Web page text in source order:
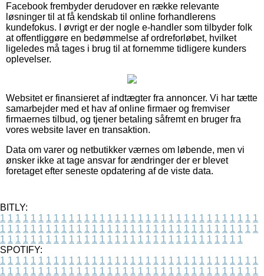
Facebook frembyder derudover en række relevante
løsninger til at få kendskab til online forhandlerens
kundefokus. I øvrigt er der nogle e-handler som tilbyder folk
at offentliggøre en bedømmelse af ordreforløbet, hvilket
ligeledes må tages i brug til at fornemme tidligere kunders
oplevelser.
Websitet er finansieret af indtægter fra annoncer. Vi har tætte
samarbejder med et hav af online firmaer og fremviser
firmaernes tilbud, og tjener betaling såfremt en bruger fra
vores website laver en transaktion.
Data om varer og netbutikker værnes om løbende, men vi
ønsker ikke at tage ansvar for ændringer der er blevet
foretaget efter seneste opdatering af de viste data.
BITLY:
1 1 1 1 1 1 1 1 1 1 1 1 1 1 1 1 1 1 1 1 1 1 1 1 1 1 1 1 1 1 1 1 1 1
1 1 1 1 1 1 1 1 1 1 1 1 1 1 1 1 1 1 1 1 1 1 1 1 1 1 1 1 1 1 1 1 1 1
1 1 1 1 1 1 1 1 1 1 1 1 1 1 1 1 1 1 1 1 1 1 1 1 1 1 1 1 1 1 1 1
SPOTIFY:
1 1 1 1 1 1 1 1 1 1 1 1 1 1 1 1 1 1 1 1 1 1 1 1 1 1 1 1 1 1 1 1 1 1
1 1 1 1 1 1 1 1 1 1 1 1 1 1 1 1 1 1 1 1 1 1 1 1 1 1 1 1 1 1 1 1 1 1